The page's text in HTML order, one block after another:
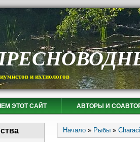
и ихтиологов
ЭТОТ САЙТ АВТОРЫ И
Вы здесь
Начало » Рыбы »